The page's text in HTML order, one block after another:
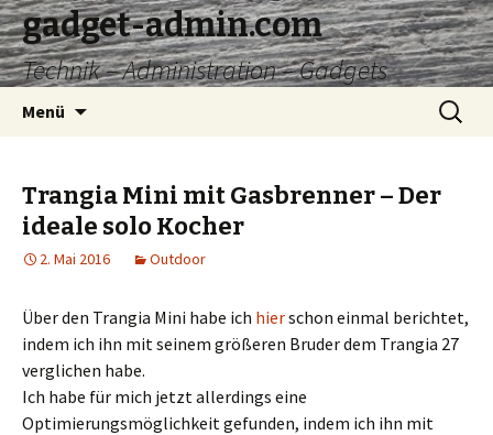
gadget-admin.com
Technik – Administration – Gadgets
Menü
Suchen
nach:
Trangia Mini mit Gasbrenner – Der
ideale solo Kocher
2. Mai 2016 Outdoor
Über den Trangia Mini habe ich hierschon einmal berichtet,
indem ich ihn mit seinem größeren Bruder dem Trangia 27
verglichen habe.
Ich habe für mich jetzt allerdings eine
Optimierungsmöglichkeit gefunden, indem ich ihn mit